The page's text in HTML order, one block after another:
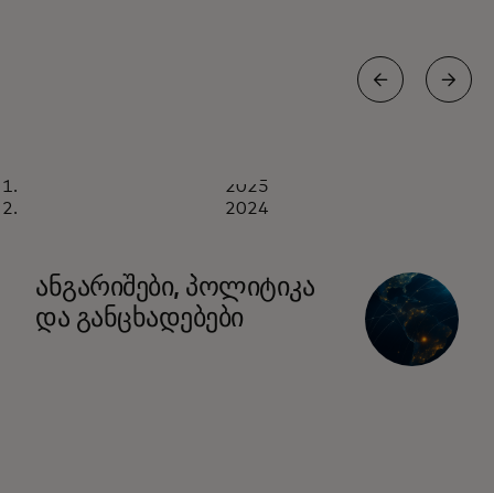
ახლავე ჩამოტვირთვა
2025
2024
ანგარიშები, პოლიტიკა
და განცხადებები